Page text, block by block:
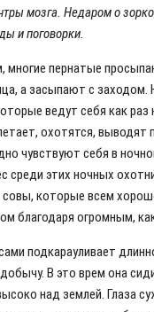
мозга. Недаром о
и поговорки.
многие пернатые
а засыпают с заходом.
ведут себя как
охотятся, выводят
чувствуют себя в
среди этих ночных
которые всем
благодаря огромным,
подкарауливает
В это врем она
над землей. Глаза